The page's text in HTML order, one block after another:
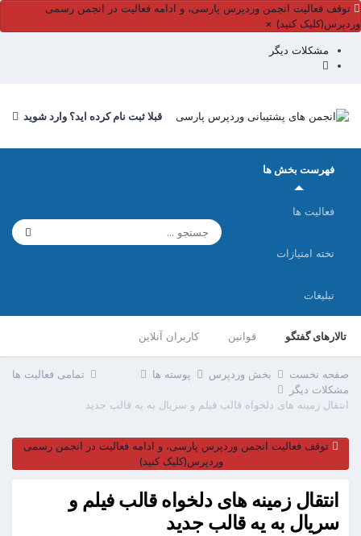
توقف فعالیت انجمن وردپرس پارسی، و ادامه فعالیت در انجمن رسمی
وردپرس(کلیک کنید) ×
مشکلات دیگر
قبلا ثبت نام کرده اید؟ وارد شوید
فهرست بخش ها
تالارهای گفتگو قوانین کاربران آنلاین
فعالیت ها
تخته امتیازات
تبلیغات
تمامی فعالیت ها صفحه نخست بخش وردپرس
پوسته ها
مشکلات دیگر
انتقال زمینه های دلخواه قالب فیلم و سریال به یه قالب جدید
توقف فعالیت انجمن وردپرس پارسی، و ادامه فعالیت در انجمن رسمی
وردپرس(کلیک کنید)
انتقال زمینه های دلخواه قالب فیلم و
سریال به یه قالب جدید